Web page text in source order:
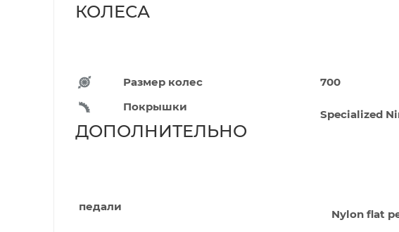
КОЛЕСА
Размер колес
700
Покрышки
Specialized
ДОПОЛНИТЕЛЬНО
педали
Nylon flat